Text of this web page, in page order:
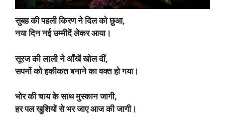
सुबह की पहली किरण ने दिल को छुआ,
नया दिन नई उम्मीदें लेकर आया।
सूरज की लाली ने आँखें खोल दीं,
सपनों को हकीकत बनाने का वक्त हो गया।
भोर की चाय के साथ मुस्कान जागी,
हर पल खुशियों से भर जाए आज की जागी।